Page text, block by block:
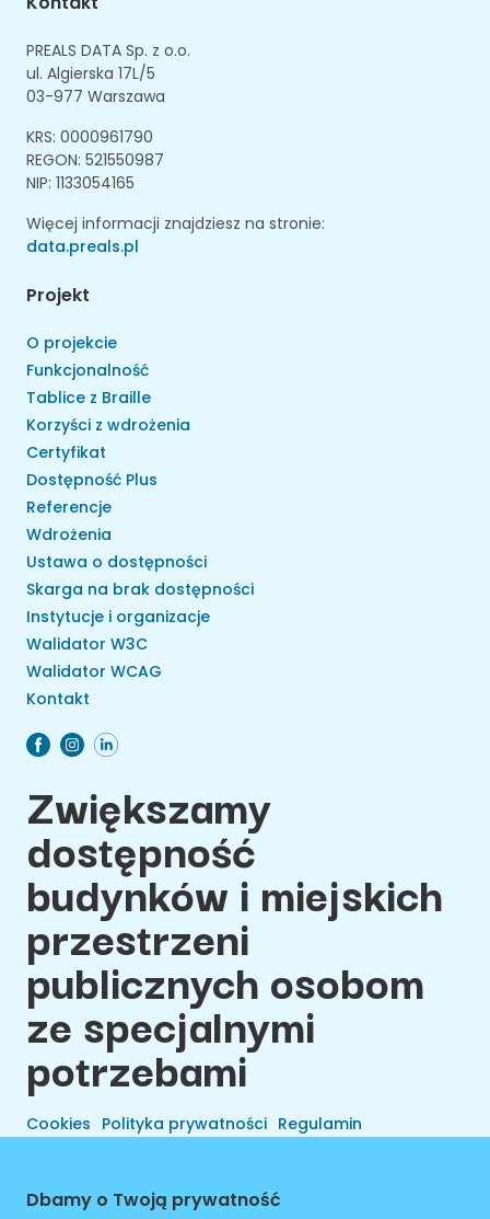
PREALS DATA Sp. z o.o.
ul. Algierska 17L/5
03-977 Warszawa
KRS: 0000961790
REGON: 521550987
NIP: 1133054165
Więcej informacji znajdziesz na stronie:
data.preals.pl
Projekt
O projekcie
Funkcjonalność
Tablice z Braille
Korzyści z wdrożenia
Certyfikat
Dostępność Plus
Referencje
Wdrożenia
Ustawa o dostępności
Skarga na brak dostępności
Instytucje i organizacje
Walidator W3C
Walidator WCAG
Kontakt
Zwiększamy
dostępność
budynków i miejskich
przestrzeni
publicznych osobom
ze specjalnymi
potrzebami
Cookies Polityka prywatności Regulamin
Dbamy o Twoją prywatność